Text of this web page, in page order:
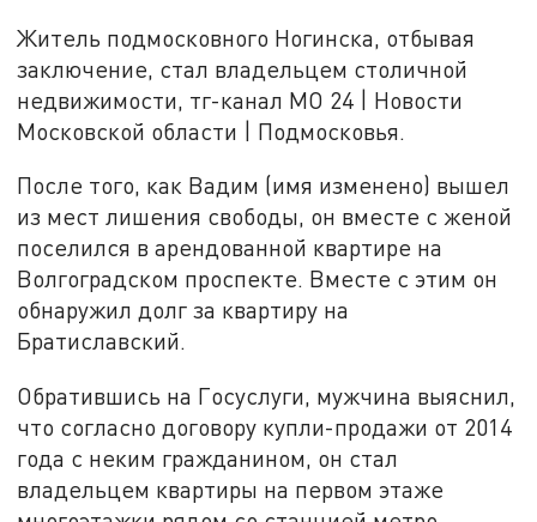
Житель подмосковного Ногинска, отбывая
заключение, стал владельцем столичной
недвижимости, тг-канал МО 24 | Новости
Московской области | Подмосковья.
После того, как Вадим (имя изменено) вышел
из мест лишения свободы, он вместе с женой
поселился в арендованной квартире на
Волгоградском проспекте. Вместе с этим он
обнаружил долг за квартиру на
Братиславский.
Обратившись на Госуслуги, мужчина выяснил,
что согласно договору купли-продажи от 2014
года с неким гражданином, он стал
владельцем квартиры на первом этаже